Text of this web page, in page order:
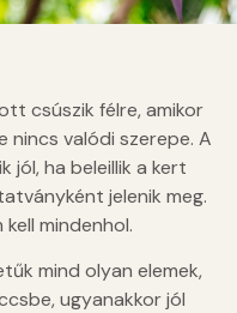
csúszik félre, amikor
nincs valódi szerepe. A
jól, ha beleillik a kert
jelenik meg.
kell mindenhol.
mind olyan elemek,
ugyanakkor jól